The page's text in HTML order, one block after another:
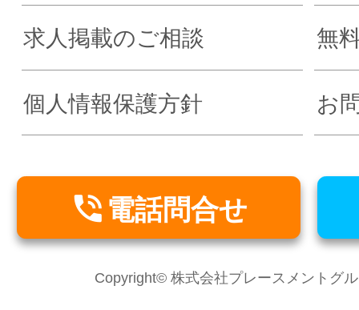
求人掲載のご相談 無
個人情報保護方針 お
 電話問合せ
Copyright© 株式会社プレースメントグ